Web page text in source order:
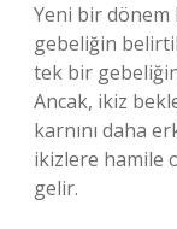
Yeni bir dönem
gebeliğin
tek bir
Ancak, ikiz
karnını daha
ikizlere hamile
gelir.